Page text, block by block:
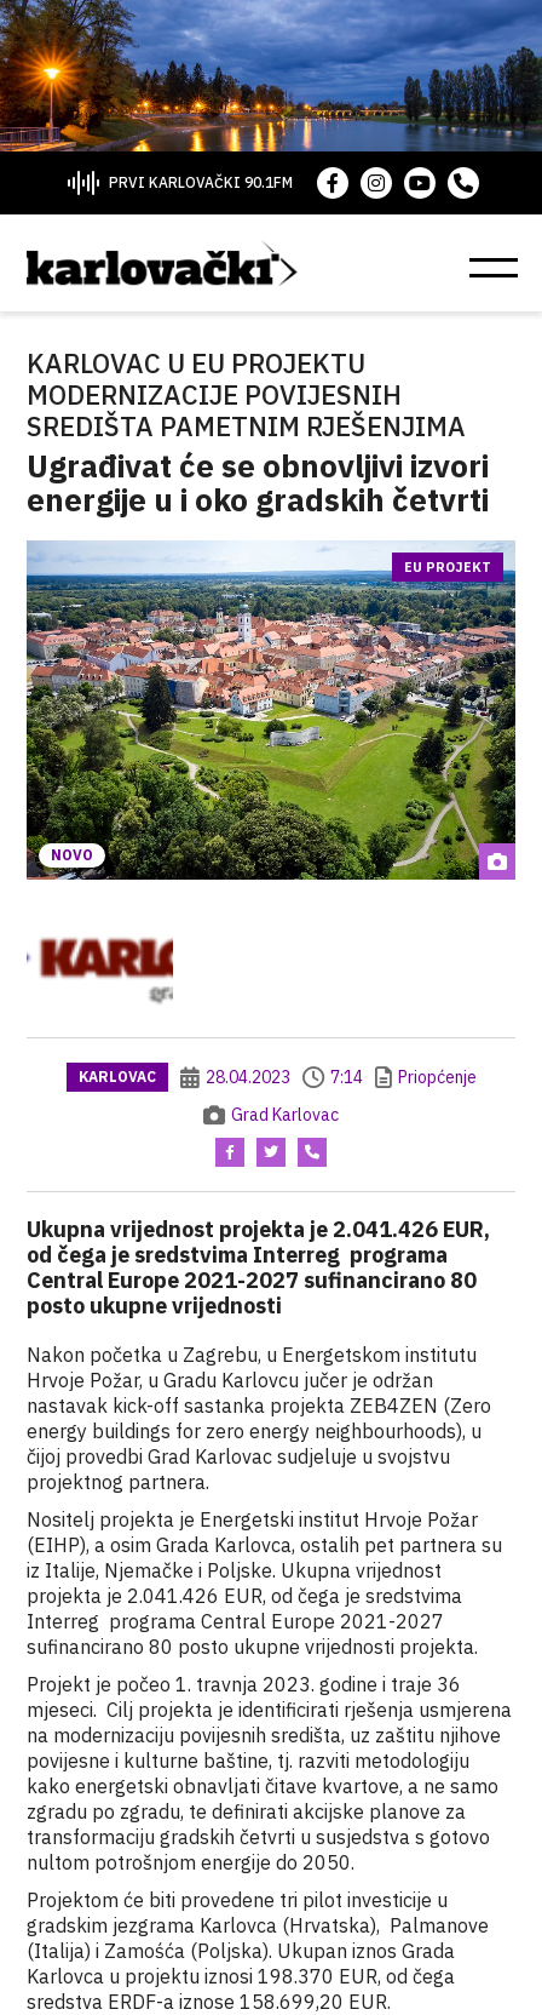
PRVI KARLOVAČKI 90.1FM
KARLOVAC U EU PROJEKTU
MODERNIZACIJE POVIJESNIH
SREDIŠTA PAMETNIM RJEŠENJIMA
Ugrađivat će se obnovljivi izvori
energije u i oko gradskih četvrti
NOVO
EU PROJEKT
KARLOVAC 28.04.2023 7:14
Priopćenje
Grad Karlovac
Ukupna vrijednost projekta je 2.041.426 EUR,
od čega je sredstvima Interreg programa
Central Europe 2021-2027 sufinancirano 80
posto ukupne vrijednosti
Nakon početka u Zagrebu, u Energetskom institutu
Hrvoje Požar, u Gradu Karlovcu jučer je održan
nastavak kick-off sastanka projekta ZEB4ZEN (Zero
energy buildings for zero energy neighbourhoods), u
čijoj provedbi Grad Karlovac sudjeluje u svojstvu
projektnog partnera.
Nositelj projekta je Energetski institut Hrvoje Požar
(EIHP), a osim Grada Karlovca, ostalih pet partnera su
iz Italije, Njemačke i Poljske. Ukupna vrijednost
projekta je 2.041.426 EUR, od čega je sredstvima
Interreg programa Central Europe 2021-2027
sufinancirano 80 posto ukupne vrijednosti projekta.
Projekt je počeo 1. travnja 2023. godine i traje 36
mjeseci. Cilj projekta je identificirati rješenja usmjerena
na modernizaciju povijesnih središta, uz zaštitu njihove
povijesne i kulturne baštine, tj. razviti metodologiju
kako energetski obnavljati čitave kvartove, a ne samo
zgradu po zgradu, te definirati akcijske planove za
transformaciju gradskih četvrti u susjedstva s gotovo
nultom potrošnjom energije do 2050.
Projektom će biti provedene tri pilot investicije u
gradskim jezgrama Karlovca (Hrvatska), Palmanove
(Italija) i Zamośća (Poljska). Ukupan iznos Grada
Karlovca u projektu iznosi 198.370 EUR, od čega
sredstva ERDF-a iznose 158.699,20 EUR.